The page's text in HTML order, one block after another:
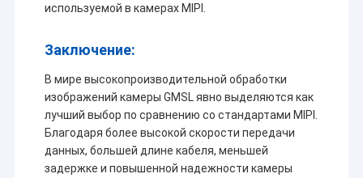
Модуль камеры 5MP
Модуль камеры 8MP
Модуль камеры 13MP
Очки модуля камеры
Модуль камеры PI поленики
используемой в камерах MIPI.
Заключение:
В мире высокопроизводительной обработки
изображений камеры GMSL явно выделяются как
лучший выбор по сравнению со стандартами MIPI.
Благодаря более высокой скорости передачи
данных, большей длине кабеля, меньшей
задержке и повышенной надежности камеры